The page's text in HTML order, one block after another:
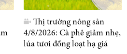
Thị trường nông sản
4/8/2026: Cà phê giảm nhẹ,
lúa tươi đồng loạt hạ giá